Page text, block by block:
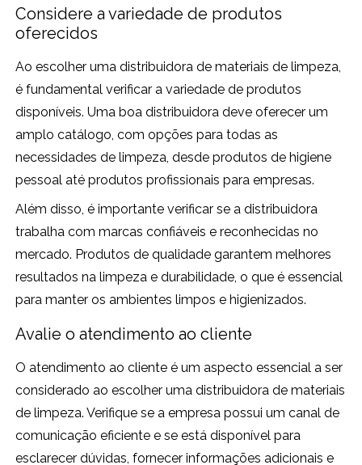
Considere a variedade de produtos
oferecidos
Ao escolher uma distribuidora de materiais de limpeza,
é fundamental verificar a variedade de produtos
disponíveis. Uma boa distribuidora deve oferecer um
amplo catálogo, com opções para todas as
necessidades de limpeza, desde produtos de higiene
pessoal até produtos profissionais para empresas.
Além disso, é importante verificar se a distribuidora
trabalha com marcas confiáveis e reconhecidas no
mercado. Produtos de qualidade garantem melhores
resultados na limpeza e durabilidade, o que é essencial
para manter os ambientes limpos e higienizados.
Avalie o atendimento ao cliente
O atendimento ao cliente é um aspecto essencial a ser
considerado ao escolher uma distribuidora de materiais
de limpeza. Verifique se a empresa possui um canal de
comunicação eficiente e se está disponível para
esclarecer dúvidas, fornecer informações adicionais e